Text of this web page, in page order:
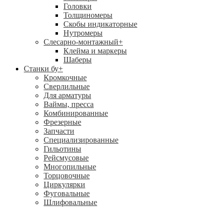
Головки
Толщиномеры
Скобы индикаторные
Нутромеры
Слесарно-монтажный+
Клейма и маркеры
Шаберы
Станки бу+
Кромкочные
Сверлильные
Для арматуры
Ваймы, пресса
Комбинированные
Фрезерные
Запчасти
Специализированные
Гильотины
Рейсмусовые
Многопильные
Торцовочные
Циркулярки
Фуговальные
Шлифовальные